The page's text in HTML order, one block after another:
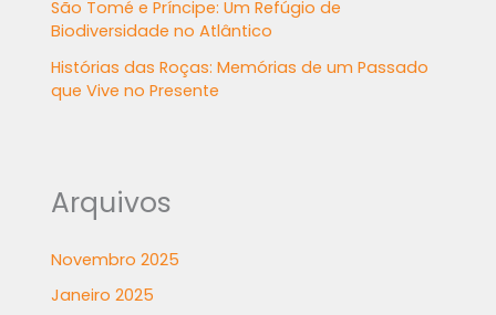
São Tomé e Príncipe: Um Refúgio de
Biodiversidade no Atlântico
Histórias das Roças: Memórias de um Passado
que Vive no Presente
Arquivos
Novembro 2025
Janeiro 2025